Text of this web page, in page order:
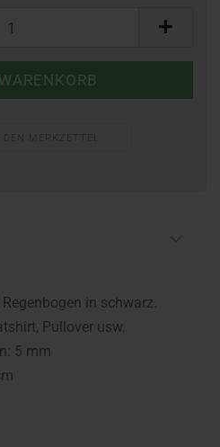
in schwarz.
Pullover usw.
5 mm